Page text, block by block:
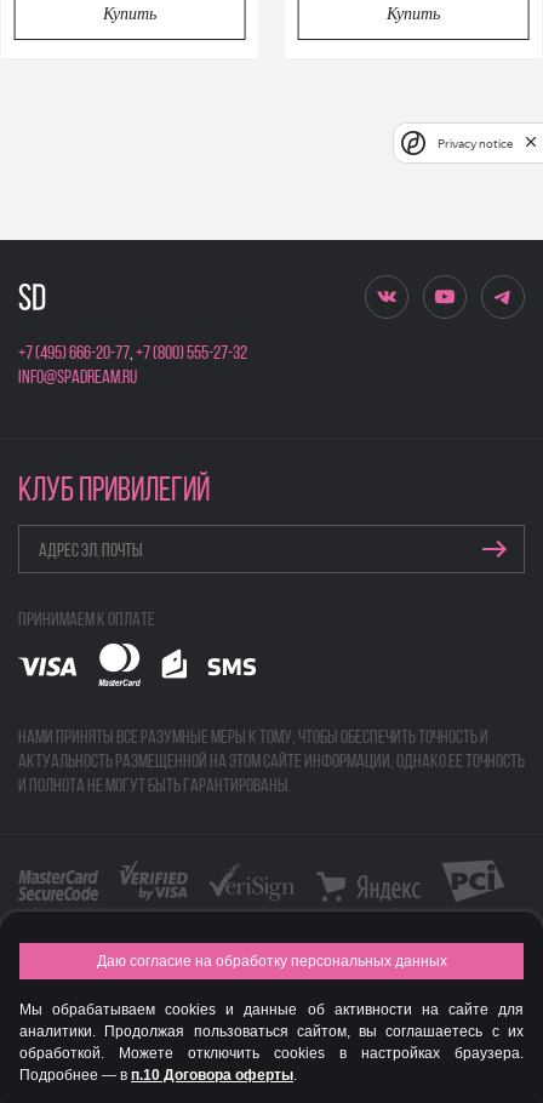
Купить Купить
+7 (495) 666-20-77,+7 (800) 555-27-32
info@spadream.ru
КЛУБ ПРИВИЛЕГИЙ
Принимаем к оплате
Нами приняты все разумные меры к тому, чтобы обеспечить точность и
актуальность размещенной на этом сайте информации, однако ее точность
и полнота не могут быть гарантированы.
FASHION NEW YEAR AWARDS 2015
© Интернет-магазин профессиональной косметики Spadream
Авторизируйся, чтобы получить скидку
Privacy notice
Даю согласие на обработку персональных данных
Мы обрабатываем cookies и данные об активности на сайте для
аналитики. Продолжая пользоваться сайтом, вы соглашаетесь с их
обработкой. Можете отключить cookies в настройках браузера.
Подробнее — в п.10 Договора оферты.